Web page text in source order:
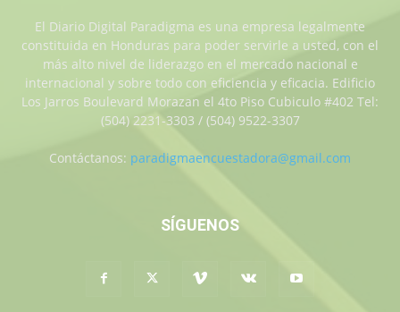
El Diario Digital Paradigma es una empresa legalmente
constituida en Honduras para poder servirle a usted, con el
más alto nivel de liderazgo en el mercado nacional e
internacional y sobre todo con eficiencia y eficacia. Edificio
Los Jarros Boulevard Morazan el 4to Piso Cubiculo #402 Tel:
(504) 2231-3303 / (504) 9522-3307
Contáctanos: paradigmaencuestadora@gmail.com
SÍGUENOS